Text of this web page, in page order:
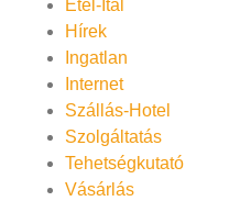
Étel-Ital
Hírek
Ingatlan
Internet
Szállás-Hotel
Szolgáltatás
Tehetségkutató
Vásárlás